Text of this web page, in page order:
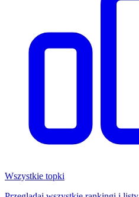
Wszystkie topki